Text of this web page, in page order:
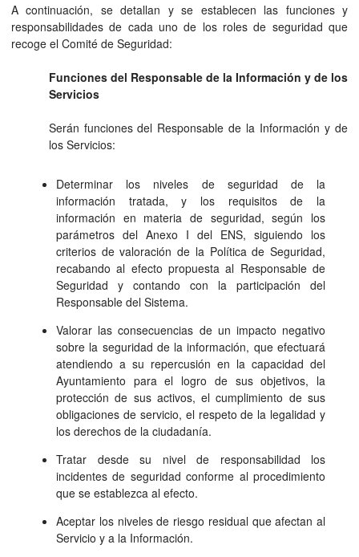
A continuación, se detallan y se establecen las funciones y
responsabilidades de cada uno de los roles de seguridad que
recoge el Comité de Seguridad:
Funciones del Responsable de la Información y de los
Servicios
Serán funciones del Responsable de la Información y de
los Servicios:
Determinar los niveles de seguridad de la
información tratada, y los requisitos de la
información en materia de seguridad, según los
parámetros del Anexo I del ENS, siguiendo los
criterios de valoración de la Política de Seguridad,
recabando al efecto propuesta al Responsable de
Seguridad y contando con la participación del
Responsable del Sistema.
Valorar las consecuencias de un impacto negativo
sobre la seguridad de la información, que efectuará
atendiendo a su repercusión en la capacidad del
Ayuntamiento para el logro de sus objetivos, la
protección de sus activos, el cumplimiento de sus
obligaciones de servicio, el respeto de la legalidad y
los derechos de la ciudadanía.
Tratar desde su nivel de responsabilidad los
incidentes de seguridad conforme al procedimiento
que se establezca al efecto.
Aceptar los niveles de riesgo residual que afectan al
Servicio y a la Información.